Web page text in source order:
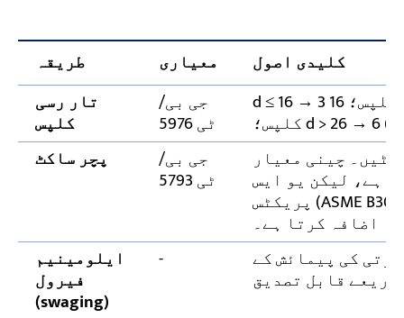
طریقہ معیاری
کلیدی اصول
تار رسی
کلپس
جی بی/
ٹی 5976
d ≤ 16 → 3 کلپس؛ 16 < d ≤ 20 → 4 کلپس؛ 20 < d ≤ 26 → 5
پچر ساکٹ جی بی/
ٹی 5793
چینی معیار
ہے، لیکن یو ایس
پریکٹس (ASME B30.5) اضافی سیکیورٹی کے لیے پچر کے
اضافہ کرتا ہے۔
ایلومینیم
فیرول
(swaging)
- کی پیمائش کے
ذریعے قابل تصدیق